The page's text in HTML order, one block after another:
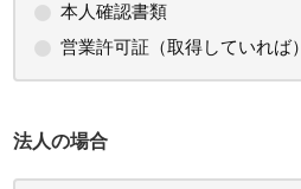
本人確認書類
営業許可証（取得していれば）
法人の場合